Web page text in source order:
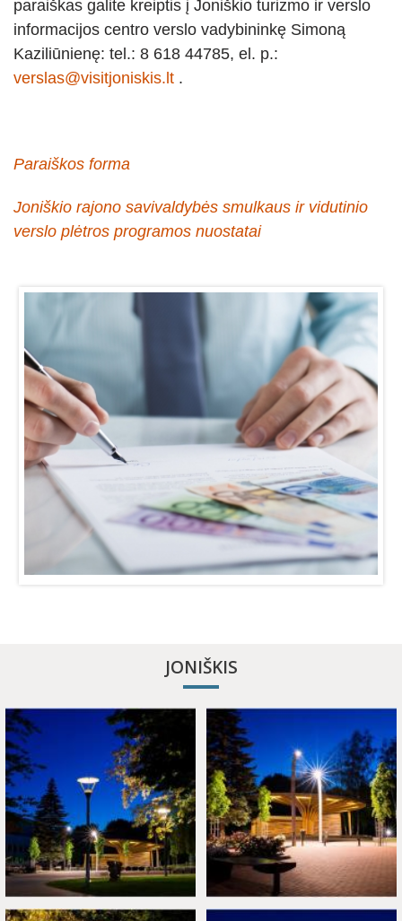
paraiškas galite kreiptis į Joniškio turizmo ir verslo
informacijos centro verslo vadybininkę Simoną
Kaziliūnienę: tel.: 8 618 44785, el. p.:
verslas@visitjoniskis.lt .
Paraiškos forma
Joniškio rajono savivaldybės smulkaus ir vidutinio
verslo plėtros programos nuostatai
JONIŠKIS